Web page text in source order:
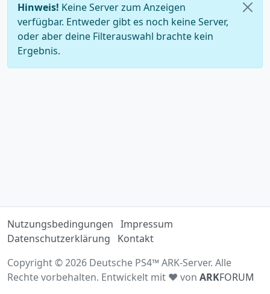
Hinweis! Keine Server zum Anzeigen
verfügbar. Entweder gibt es noch keine Server,
oder aber deine Filterauswahl brachte kein
Ergebnis.
Nutzungsbedingungen Impressum
Datenschutzerklärung
Kontakt
Copyright © 2026 Deutsche PS4™ ARK-Server. Alle
Rechte vorbehalten. Entwickelt mit ♥ von ARKFORUM